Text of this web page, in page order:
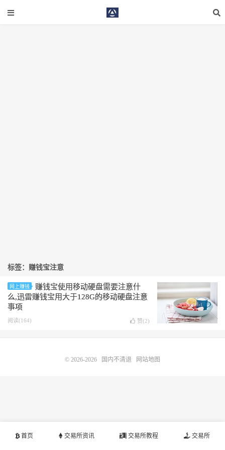
标签：赚钱宝注意
网上赚钱
赚钱宝使用移动硬盘需要注意什
么,迅雷赚钱宝用大于128G的移动硬盘注意
事项
阅读(164) 赞(2)
首页 交易所资讯 交易所教程 交易所
© 2026-2026 国内不清退 网站地图